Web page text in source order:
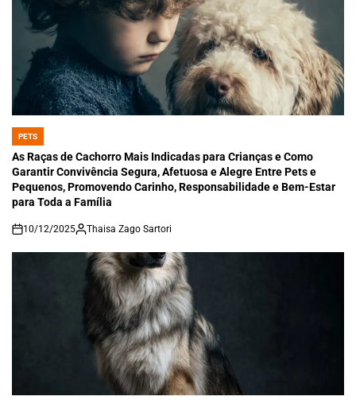
POSTED
IN
PETS
As Raças de Cachorro Mais Indicadas para Crianças e Como
Garantir Convivência Segura, Afetuosa e Alegre Entre Pets e
Pequenos, Promovendo Carinho, Responsabilidade e Bem-Estar
para Toda a Família
on
10/12/2025 Thaisa Zago Sartori